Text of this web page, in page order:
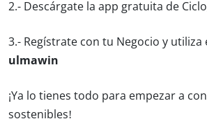
2.- Descárgate la app gratuita de
3.- Regístrate con tu Negocio y utiliza
ulmawin
¡Ya lo tienes todo para empezar a
sostenibles!